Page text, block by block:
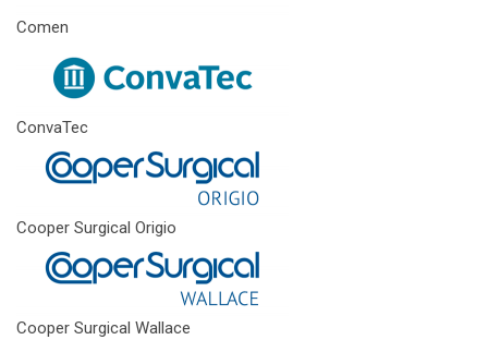
Comen
ConvaTec
Cooper Surgical Origio
Cooper Surgical Wallace